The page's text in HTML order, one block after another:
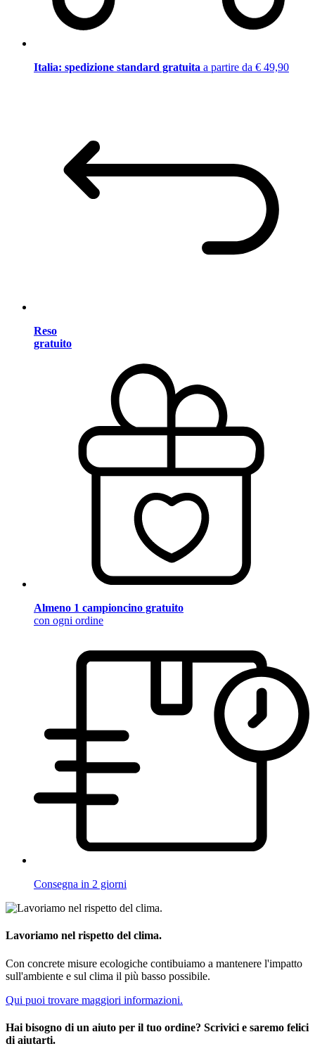
Italia: spedizione standard gratuita a partire da € 49,90
Reso
gratuito
Almeno 1 campioncino gratuito
con ogni ordine
Consegna in 2 giorni
Lavoriamo nel rispetto del clima.
Con concrete misure ecologiche contibuiamo a mantenere l'impatto
sull'ambiente e sul clima il più basso possibile.
Qui puoi trovare maggiori informazioni.
Hai bisogno di un aiuto per il tuo ordine? Scrivici e saremo felici
di aiutarti.